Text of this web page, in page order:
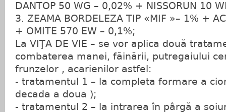
DANTOP 50 WG – 0,02% + NISSORUN 10
3. ZEAMA BORDELEZA TIP «MIF »– 1% +
+ OMITE 570 EW – 0,1%;
La VIŢA DE VIE – se vor aplica două
combaterea manei, făinării, putregaiului
frunzelor , acarienilor astfel:
- tratamentul 1 – la completa formare a
decada a doua );
- tratamentul 2 – la intrarea în pârgă a